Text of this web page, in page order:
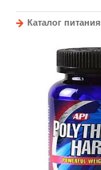
Каталог питания